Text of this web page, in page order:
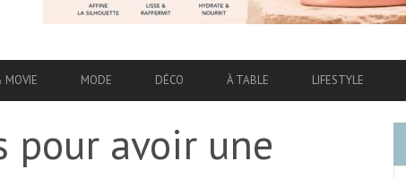
MOVIE MODE DÉCO À TABLE LIFESTYLE
pour avoir une